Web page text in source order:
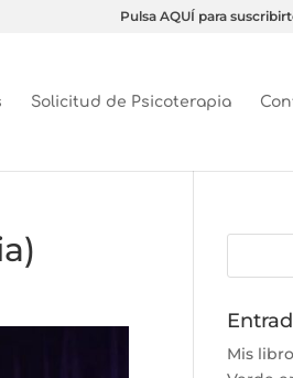
Pulsa AQUÍ para
Solicitud de Psicoterapia
Mis